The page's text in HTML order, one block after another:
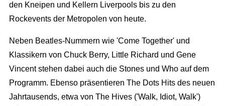
den Kneipen und Kellern Liverpools bis zu den
Rockevents der Metropolen von heute.
Neben Beatles-Nummern wie 'Come Together' und
Klassikern von Chuck Berry, Little Richard und Gene
Vincent stehen dabei auch die Stones und Who auf dem
Programm. Ebenso präsentieren The Dots Hits des neuen
Jahrtausends, etwa von The Hives ('Walk, Idiot, Walk')